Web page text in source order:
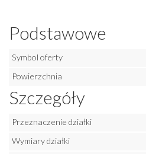
Podstawowe
Symbol oferty
Powierzchnia
Szczegóły
Przeznaczenie działki
Wymiary działki